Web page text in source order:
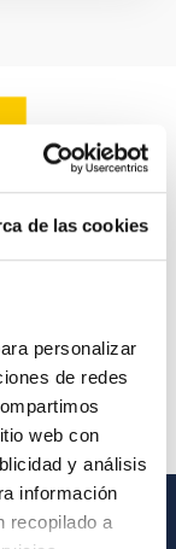
de las cookies
personalizar
de redes
web con
y análisis
información
recopilado a